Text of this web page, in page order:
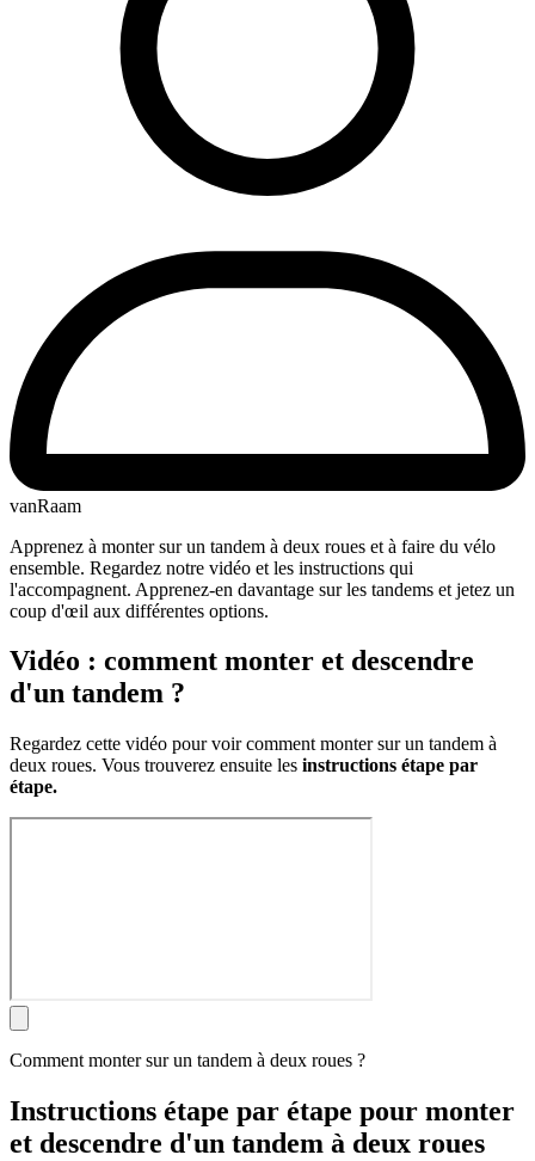
vanRaam
Apprenez à monter sur un tandem à deux roues et à faire du vélo
ensemble. Regardez notre vidéo et les instructions qui
l'accompagnent. Apprenez-en davantage sur les tandems et jetez un
coup d'œil aux différentes options.
Vidéo : comment monter et descendre
d'un tandem ?
Regardez cette vidéo pour voir comment monter sur un tandem à
deux roues. Vous trouverez ensuite les instructions étape par
étape.
Comment monter sur un tandem à deux roues ?
Instructions étape par étape pour monter
et descendre d'un tandem à deux roues